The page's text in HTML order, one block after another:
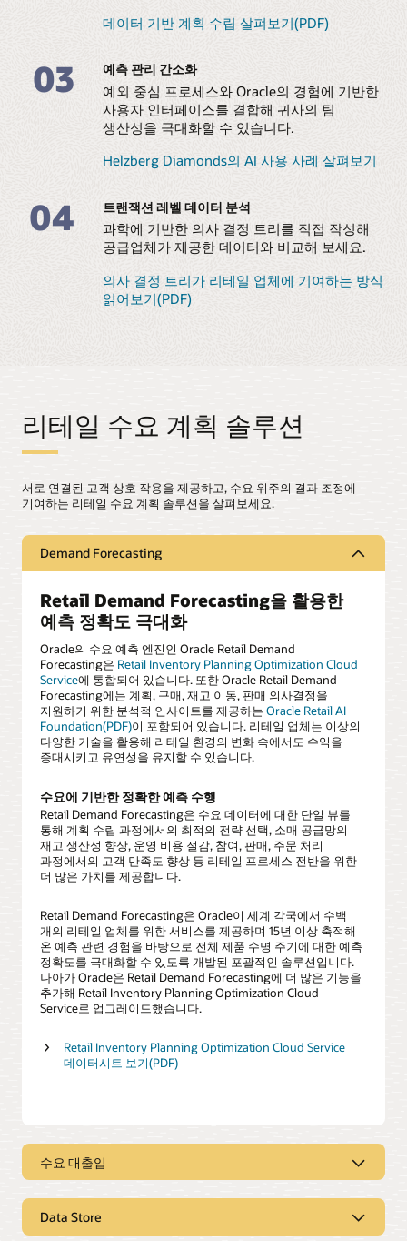
데이터 기반 계획 수립 살펴보기(PDF)
03 예측 관리 간소화
예외 중심 프로세스와 Oracle의 경험에 기반한
사용자 인터페이스를 결합해 귀사의 팀
생산성을 극대화할 수 있습니다.
Helzberg Diamonds의 AI 사용 사례 살펴보기
04 트랜잭션 레벨 데이터 분석
과학에 기반한 의사 결정 트리를 직접 작성해
공급업체가 제공한 데이터와 비교해 보세요.
의사 결정 트리가 리테일 업체에 기여하는 방식
읽어보기(PDF)
리테일 수요 계획 솔루션
서로 연결된 고객 상호 작용을 제공하고, 수요 위주의 결과 조정에
기여하는 리테일 수요 계획 솔루션을 살펴보세요.
Demand Forecasting
Retail Demand Forecasting을 활용한
예측 정확도 극대화
Oracle의 수요 예측 엔진인 Oracle Retail Demand
Forecasting은 Retail Inventory Planning Optimization Cloud
Service에 통합되어 있습니다. 또한 Oracle Retail Demand
Forecasting에는 계획, 구매, 재고 이동, 판매 의사결정을
지원하기 위한 분석적 인사이트를 제공하는 Oracle Retail AI
Foundation(PDF)이 포함되어 있습니다. 리테일 업체는 이상의
다양한 기술을 활용해 리테일 환경의 변화 속에서도 수익을
증대시키고 유연성을 유지할 수 있습니다.
수요에 기반한 정확한 예측 수행
Retail Demand Forecasting은 수요 데이터에 대한 단일 뷰를
통해 계획 수립 과정에서의 최적의 전략 선택, 소매 공급망의
재고 생산성 향상, 운영 비용 절감, 참여, 판매, 주문 처리
과정에서의 고객 만족도 향상 등 리테일 프로세스 전반을 위한
더 많은 가치를 제공합니다.
Retail Demand Forecasting은 Oracle이 세계 각국에서 수백
개의 리테일 업체를 위한 서비스를 제공하며 15년 이상 축적해
온 예측 관련 경험을 바탕으로 전체 제품 수명 주기에 대한 예측
정확도를 극대화할 수 있도록 개발된 포괄적인 솔루션입니다.
나아가 Oracle은 Retail Demand Forecasting에 더 많은 기능을
추가해 Retail Inventory Planning Optimization Cloud
Service로 업그레이드했습니다.
Retail Inventory Planning Optimization Cloud Service
데이터시트 보기(PDF)
수요 대출입
구색을 이해하여 매출 증대시키기
Data Store